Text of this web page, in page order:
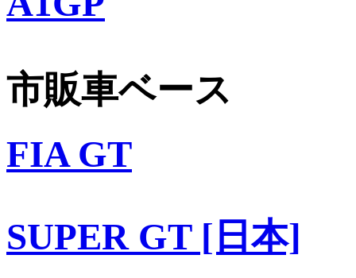
市販車ベース
FIA GT
SUPER GT [日本]